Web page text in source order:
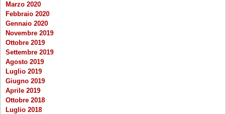
Marzo 2020
Febbraio 2020
Gennaio 2020
Novembre 2019
Ottobre 2019
Settembre 2019
Agosto 2019
Luglio 2019
Giugno 2019
Aprile 2019
Ottobre 2018
Luglio 2018